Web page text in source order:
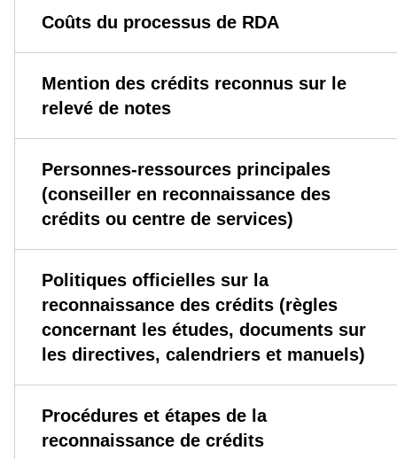
Coûts du processus de RDA
Mention des crédits reconnus sur le
relevé de notes
Personnes-ressources principales
(conseiller en reconnaissance des
crédits ou centre de services)
Politiques officielles sur la
reconnaissance des crédits (règles
concernant les études, documents sur
les directives, calendriers et manuels)
Procédures et étapes de la
reconnaissance de crédits